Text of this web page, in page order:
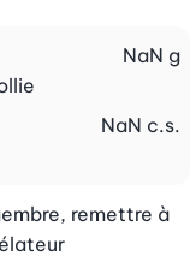
NaN g
NaN c.s.
remettre à